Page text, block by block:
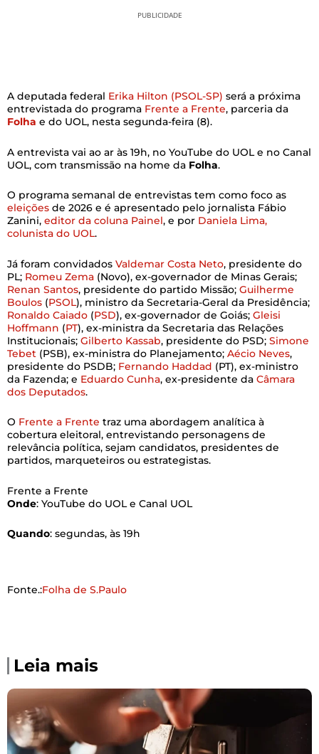
PUBLICIDADE
A deputada federal Erika Hilton (PSOL-SP) será a próxima
entrevistada do programa Frente a Frente, parceria da
Folha e do UOL, nesta segunda-feira (8).
A entrevista vai ao ar às 19h, no YouTube do UOL e no Canal
UOL, com transmissão na home da Folha.
O programa semanal de entrevistas tem como foco as
eleições de 2026 e é apresentado pelo jornalista Fábio
Zanini, editor da coluna Painel, e por Daniela Lima,
colunista do UOL.
Já foram convidados Valdemar Costa Neto, presidente do
PL; Romeu Zema (Novo), ex-governador de Minas Gerais;
Renan Santos, presidente do partido Missão; Guilherme
Boulos (PSOL), ministro da Secretaria-Geral da Presidência;
Ronaldo Caiado (PSD), ex-governador de Goiás; Gleisi
Hoffmann (PT), ex-ministra da Secretaria das Relações
Institucionais; Gilberto Kassab, presidente do PSD; Simone
Tebet (PSB), ex-ministra do Planejamento; Aécio Neves,
presidente do PSDB; Fernando Haddad (PT), ex-ministro
da Fazenda; e Eduardo Cunha, ex-presidente da Câmara
dos Deputados.
O Frente a Frente traz uma abordagem analítica à
cobertura eleitoral, entrevistando personagens de
relevância política, sejam candidatos, presidentes de
partidos, marqueteiros ou estrategistas.
Frente a Frente
Onde: YouTube do UOL e Canal UOL
Quando: segundas, às 19h
Fonte.:Folha de S.Paulo
Leia mais